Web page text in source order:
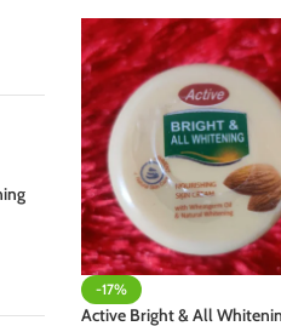
-17%
Active Bright & All